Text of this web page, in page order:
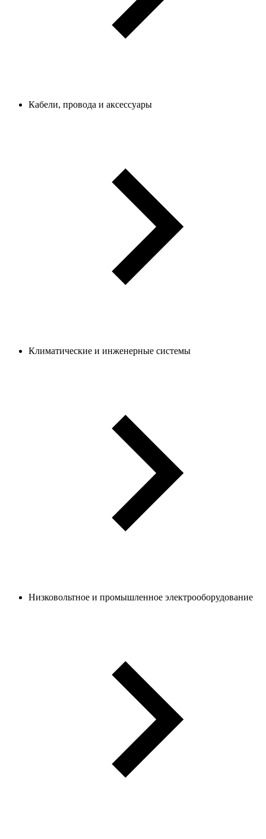
Кабели, провода и аксессуары
Климатические и инженерные системы
Низковольтное и промышленное электрооборудование